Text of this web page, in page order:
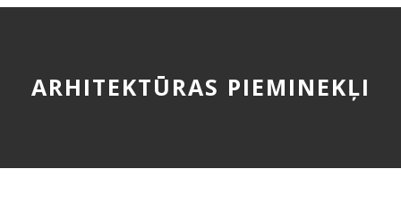
ARHITEKTŪRAS PIEMINEKĻI